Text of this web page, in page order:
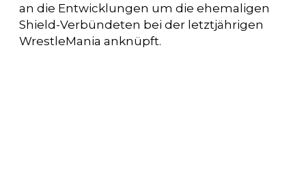
an die Entwicklungen um die ehemaligen
Shield-Verbündeten bei der letztjährigen
WrestleMania anknüpft.